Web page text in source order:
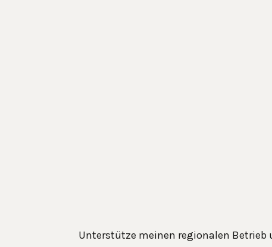
Unterstütze meinen regionalen Betrieb